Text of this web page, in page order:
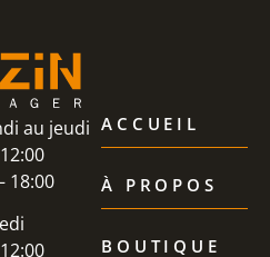
au jeudi
18:00
ACCUEIL
À PROPOS
BOUTIQUE